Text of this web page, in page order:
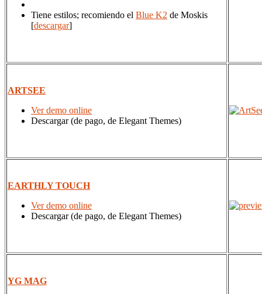
Tiene estilos; recomiendo el Blue K2 de Moskis
[descargar]
ARTSEE
Ver demo online
Descargar (de pago, de Elegant Themes)
EARTHLY TOUCH
Ver demo online
Descargar (de pago, de Elegant Themes)
YG MAG